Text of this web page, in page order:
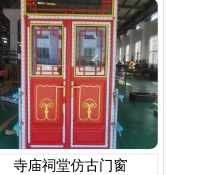
寺庙祠堂仿古门窗